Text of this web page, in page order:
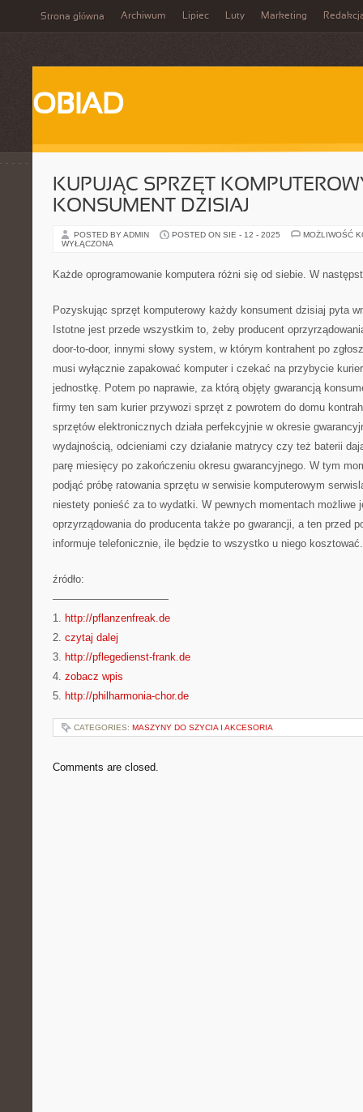
Strona główna Archiwum Lipiec Luty Marketing
OBIAD
KUPUJĄC SPRZĘT
KONSUMENT DZISIAJ
POSTED BY ADMIN POSTED ON SIE - 12 - 2025
MOŻLIWOŚĆ
WYŁĄCZONA
Każde oprogramowanie komputera różni się od siebie. W
Pozyskując sprzęt komputerowy każdy konsument dzisiaj pyta
Istotne jest przede wszystkim to, żeby producent
door-to-door, innymi słowy system, w którym kontrahent po
musi wyłącznie zapakować komputer i czekać na przybycie
jednostkę. Potem po naprawie, za którą objęty gwarancją
firmy ten sam kurier przywozi sprzęt z powrotem do domu
sprzętów elektronicznych działa perfekcyjnie w okresie
wydajnością, odcieniami czy działanie matrycy czy też baterii
parę miesięcy po zakończeniu okresu gwarancyjnego. W tym
podjąć próbę ratowania sprzętu w serwisie komputerowym
niestety ponieść za to wydatki. W pewnych momentach możliwe
oprzyrządowania do producenta także po gwarancji, a ten przed
informuje telefonicznie, ile będzie to wszystko u niego kosztować.
źródło:
———————————
1. http://pflanzenfreak.de
2. czytaj dalej
3. http://pflegedienst-frank.de
4. zobacz wpis
5. http://philharmonia-chor.de
CATEGORIES: MASZYNY DO SZYCIA I AKCESORIA
Comments are closed.